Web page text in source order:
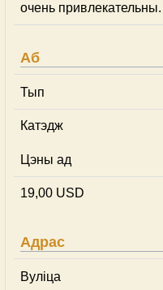
очень привлекательны.
Аб
Тып
Катэдж
Цэны ад
19,00 USD
Адрас
Вуліца